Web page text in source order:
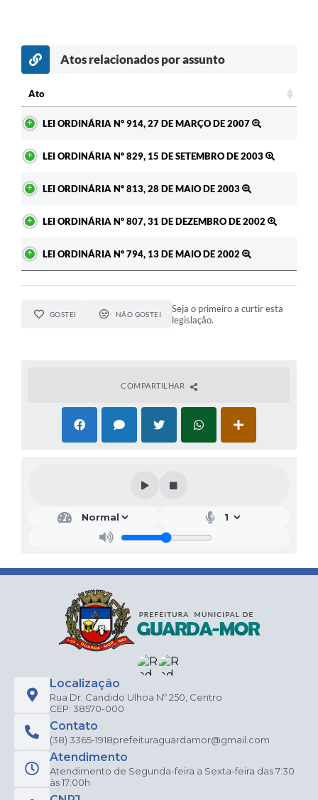
Atos relacionados por assunto
Ato
LEI ORDINÁRIA Nº 914, 27 DE MARÇO DE 2007
LEI ORDINÁRIA Nº 829, 15 DE SETEMBRO DE 2003
LEI ORDINÁRIA Nº 813, 28 DE MAIO DE 2003
LEI ORDINÁRIA Nº 807, 31 DE DEZEMBRO DE 2002
LEI ORDINÁRIA Nº 794, 13 DE MAIO DE 2002
GOSTEI NÃO GOSTEI
Seja o primeiro a curtir esta
legislação.
COMPARTILHAR
Localização
Rua Dr. Candido Ulhoa Nº 250, Centro
CEP: 38570-000
Contato
(38) 3365-1918prefeituraguardamor@gmail.com
Atendimento
Atendimento de Segunda-feira a Sexta-feira das 7:30
às 17:00h